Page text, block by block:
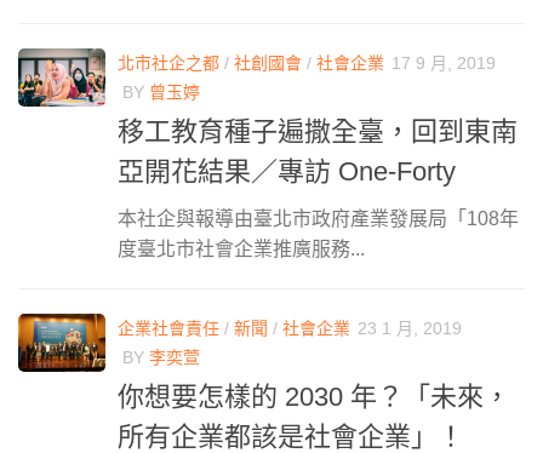
北市社企之都 / 社創國會 / 社會企業 17 9 月, 2019
BY 曾玉婷
移工教育種子遍撒全臺，回到東南
亞開花結果／專訪 One-Forty
本社企與報導由臺北市政府產業發展局「108年
度臺北市社會企業推廣服務...
企業社會責任 / 新聞 / 社會企業 23 1 月, 2019
BY 李奕萱
你想要怎樣的 2030 年？「未來，
所有企業都該是社會企業」！